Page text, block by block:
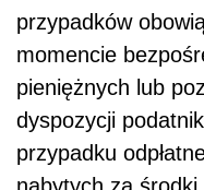
przypadków
momencie
pieniężnych lub
dyspozycji
przypadku
nabytych za środki